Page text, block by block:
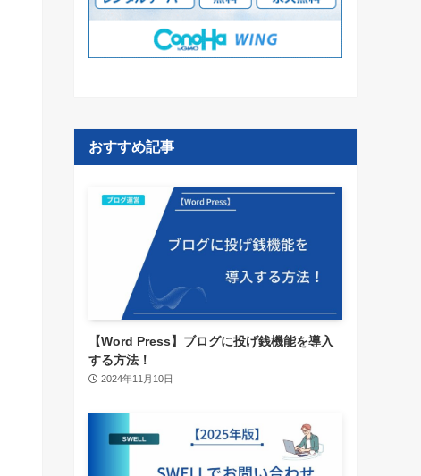
おすすめ記事
【Word Press】ブログに投げ銭機能を導入
する方法！
2024年11月10日